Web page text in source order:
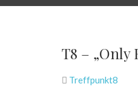
T8 – „Only
Treffpunkt8